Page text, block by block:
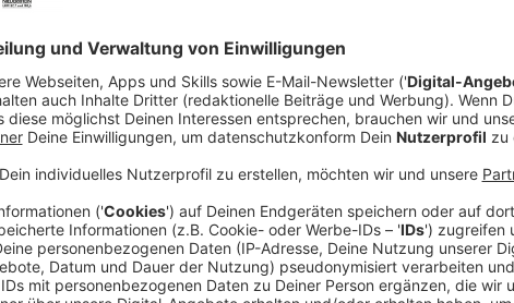
(dpa) - Die Popmusik gehört aktuell vor allem den
Billie Eilish, Sabrina Carpenter, Lorde und Charli
der Musikindustrie. Da hat es auch eine Miley
Konkurrenz gab es letztes Jahr einen Grammy für
bringt die US-Sängerin mit "Something Beautiful"
nun auch den Grund für ihre rauchige Stimme.
Anzeige